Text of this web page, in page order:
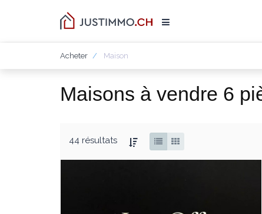
Acheter Maison
Maisons à vendre 6
44 résultats